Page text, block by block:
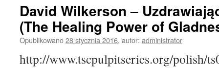
David Wilkerson –
(The Healing Power of
Opublikowano28 stycznia 2016, autor: administrator
http://www.tscpulpitseries.org/polish/